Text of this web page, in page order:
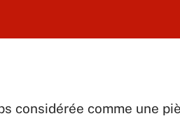
considérée comme une